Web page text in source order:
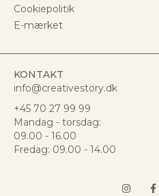
Cookiepolitik
E-mærket
KONTAKT
info@creativestory.dk
+45 70 27 99 99
Mandag - torsdag:
09.00 - 16.00
Fredag: 09.00 - 14.00